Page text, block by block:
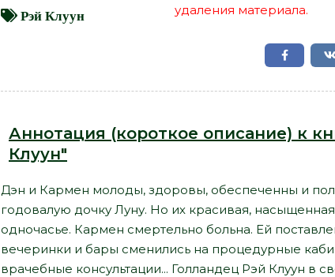
Рэй Клуун
удаления материала.
Аннотация (короткое описание) к
Клуун"
Дэн и Кармен молоды, здоровы, обеспеченны и
годовалую дочку Луну. Но их красивая,
одночасье. Кармен смертельно больна. Ей
вечеринки и бары сменились на процедурные
врачебные консультации... Голландец Рэй Клуун в